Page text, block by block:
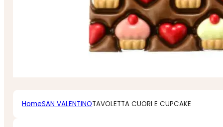
HomeSAN VALENTINOTAVOLETTA CUORI E CUPCAKE